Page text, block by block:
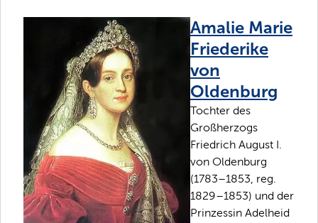
Amalie Marie
Friederike
von
Oldenburg
Tochter des
Großherzogs
Friedrich August I.
von Oldenburg
(1783–1853, reg.
1829–1853) und der
Prinzessin Adelheid